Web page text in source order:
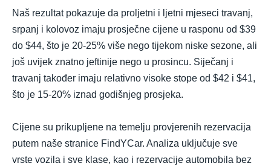
Naš rezultat pokazuje da proljetni i ljetni mjeseci travanj,
srpanj i kolovoz imaju prosječne cijene u rasponu od $39
do $44, što je 20-25% više nego tijekom niske sezone, ali
još uvijek znatno jeftinije nego u prosincu. Siječanj i
travanj također imaju relativno visoke stope od $42 i $41,
što je 15-20% iznad godišnjeg prosjeka.
Cijene su prikupljene na temelju provjerenih rezervacija
putem naše stranice FindYCar. Analiza uključuje sve
vrste vozila i sve klase, kao i rezervacije automobila bez